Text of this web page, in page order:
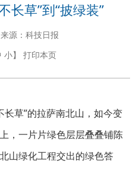
长草”到“披绿装”
源：科技日报
小】 打印本页
长草”的拉萨南北山，如今变
，一片片绿色层层叠叠铺陈
山绿化工程交出的绿色答